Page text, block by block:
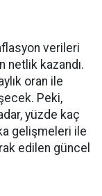
verileri
netlik kazandı.
oran ile
Peki,
yüzde kaç
gelişmeleri ile
edilen güncel